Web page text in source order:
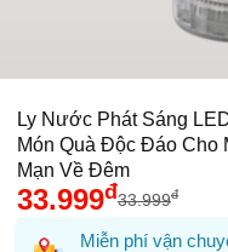
Ly Nước Phát Sáng
Món Quà Độc Đáo Cho
Mạn Về Đêm
33.999đ33.999đ
Miễn phí vận